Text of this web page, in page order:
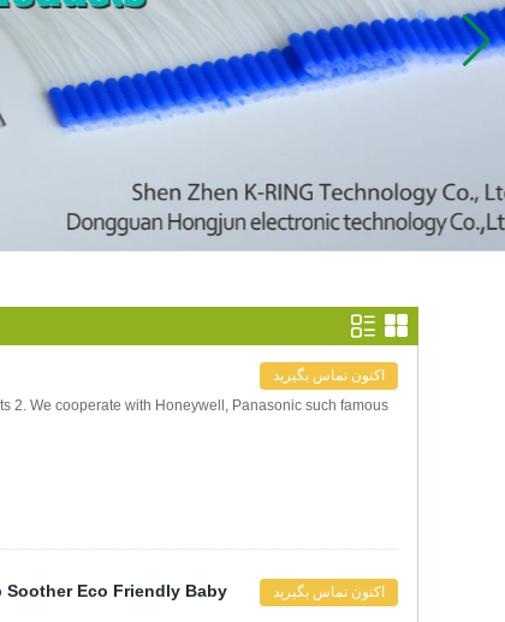
اکنون تماس بگیرید
2. We cooperate with Honeywell, Panasonic such famous
Soother Eco Friendly Baby
اکنون تماس بگیرید